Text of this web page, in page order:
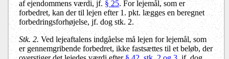
af ejendommens værdi, jf.§ 25. For lejemål, som er
forbedret, kan der til lejen efter 1. pkt. lægges en beregnet
forbedringsforhøjelse, jf. dog stk. 2.
Stk. 2.Ved lejeaftalens indgåelse må lejen for lejemål, som
er gennemgribende forbedret, ikke fastsættes til et beløb, der